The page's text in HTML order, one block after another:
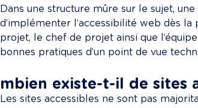
Dans une structure mûre sur le sujet,
d’implémenter l’accessibilité web dès
projet, le chef de projet ainsi que
bonnes pratiques d’un point de vue
existe-t-il de sites
Les sites accessibles ne sont pas